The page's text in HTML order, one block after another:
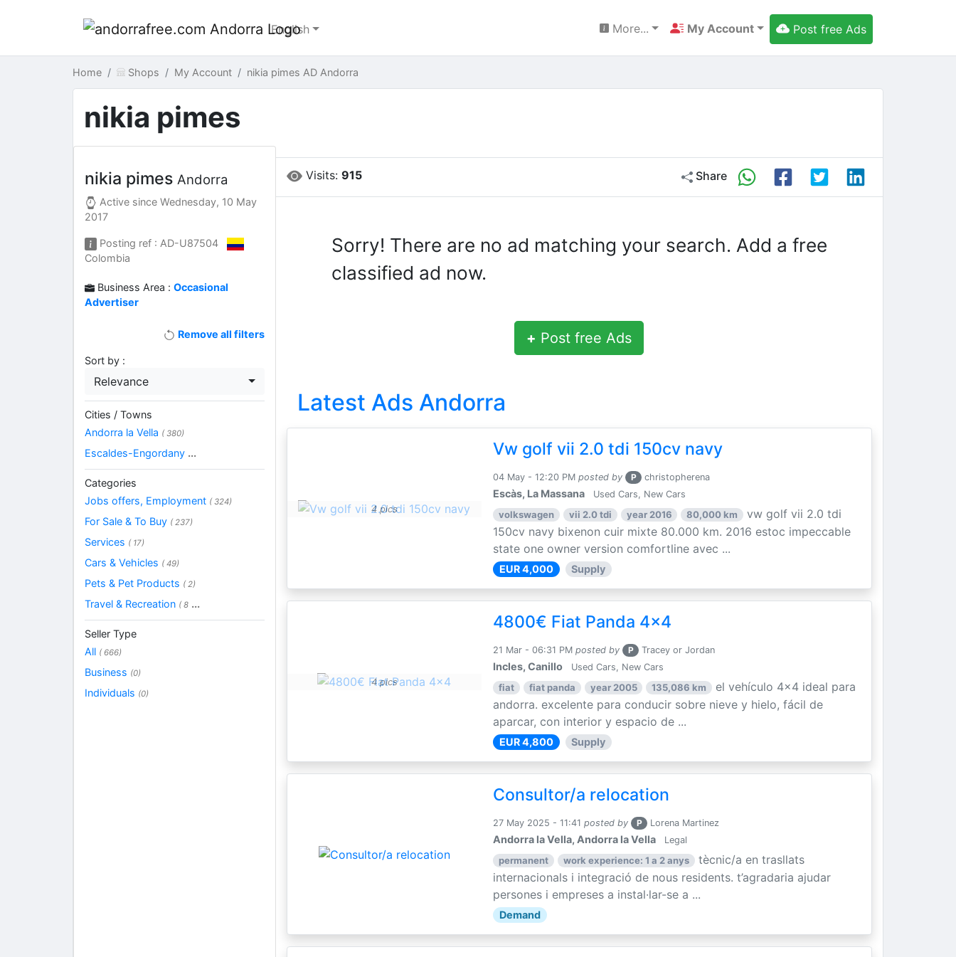
English More... My Account Post free Ads
Home Shops My Account nikia pimes AD Andorra
nikia pimes
Visits: 915 Share
Sorry! There are no ad matching your search. Add a free
classified ad now.
+ Post free Ads
Latest Ads Andorra
4 pics
Vw golf vii 2.0 tdi 150cv navy
04 May - 12:20 PM posted by P christopherena
Escàs, La Massana Used Cars, New Cars
volkswagen vii 2.0 tdi year 2016 80,000 km
vw golf vii 2.0 tdi
150cv navy bixenon cuir mixte 80.000 km. 2016 estoc impeccable
state one owner version comfortline avec ...
EUR 4,000 Supply
4 pics
4800€ Fiat Panda 4x4
21 Mar - 06:31 PM posted by P Tracey or Jordan
Incles, Canillo Used Cars, New Cars
fiat fiat panda year 2005 135,086 km
el vehículo 4x4 ideal para
andorra. excelente para conducir sobre nieve y hielo, fácil de
aparcar, con interior y espacio de ...
EUR 4,800 Supply
Consultor/a relocation
27 May 2025 - 11:41 posted by P Lorena Martinez
Andorra la Vella, Andorra la Vella Legal
permanent work experience: 1 a 2 anys
tècnic/a en trasllats
internacionals i integració de nous residents. t’agradaria ajudar
persones i empreses a instal·lar-se a ...
Demand
nikia pimes Andorra
Active sinceWednesday, 10 May
2017
Posting ref : AD-U87504
Colombia
Business Area :Occasional
Advertiser
Remove all filters
Sort by :
Relevance
Cities / Towns
Andorra la Vella ( 380)
Escaldes-Engordany ...
Categories
Jobs offers, Employment ( 324)
For Sale & To Buy ( 237)
Services ( 17)
Cars & Vehicles ( 49)
Pets & Pet Products ( 2)
Travel & Recreation ( 8 ...
Seller Type
All ( 666)
Business (0)
Individuals (0)